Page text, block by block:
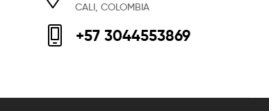
CALI, COLOMBIA
+57 3044553869